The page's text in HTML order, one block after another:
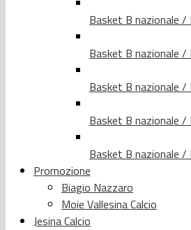
Basket B nazionale /
Basket B nazionale /
Basket B nazionale /
Basket B nazionale /
Basket B nazionale /
Promozione
Biagio Nazzaro
Moie Vallesina Calcio
Jesina Calcio